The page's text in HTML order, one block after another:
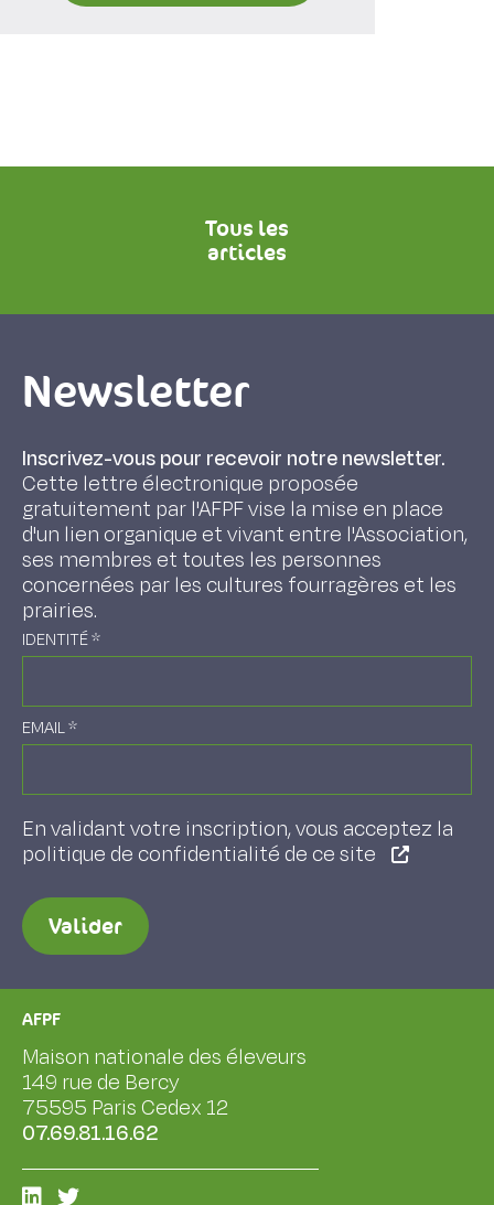
Tous les
articles
Newsletter
Inscrivez-vous pour recevoir notre newsletter.
Cette lettre électronique proposée
gratuitement par l'AFPF vise la mise en place
d'un lien organique et vivant entre l'Association,
ses membres et toutes les personnes
concernées par les cultures fourragères et les
prairies.
IDENTITÉ*
EMAIL*
En validant votre inscription, vous acceptez la
politique de confidentialité de ce site
Valider
AFPF
Maison nationale des éleveurs
149 rue de Bercy
75595 Paris Cedex 12
07.69.81.16.62